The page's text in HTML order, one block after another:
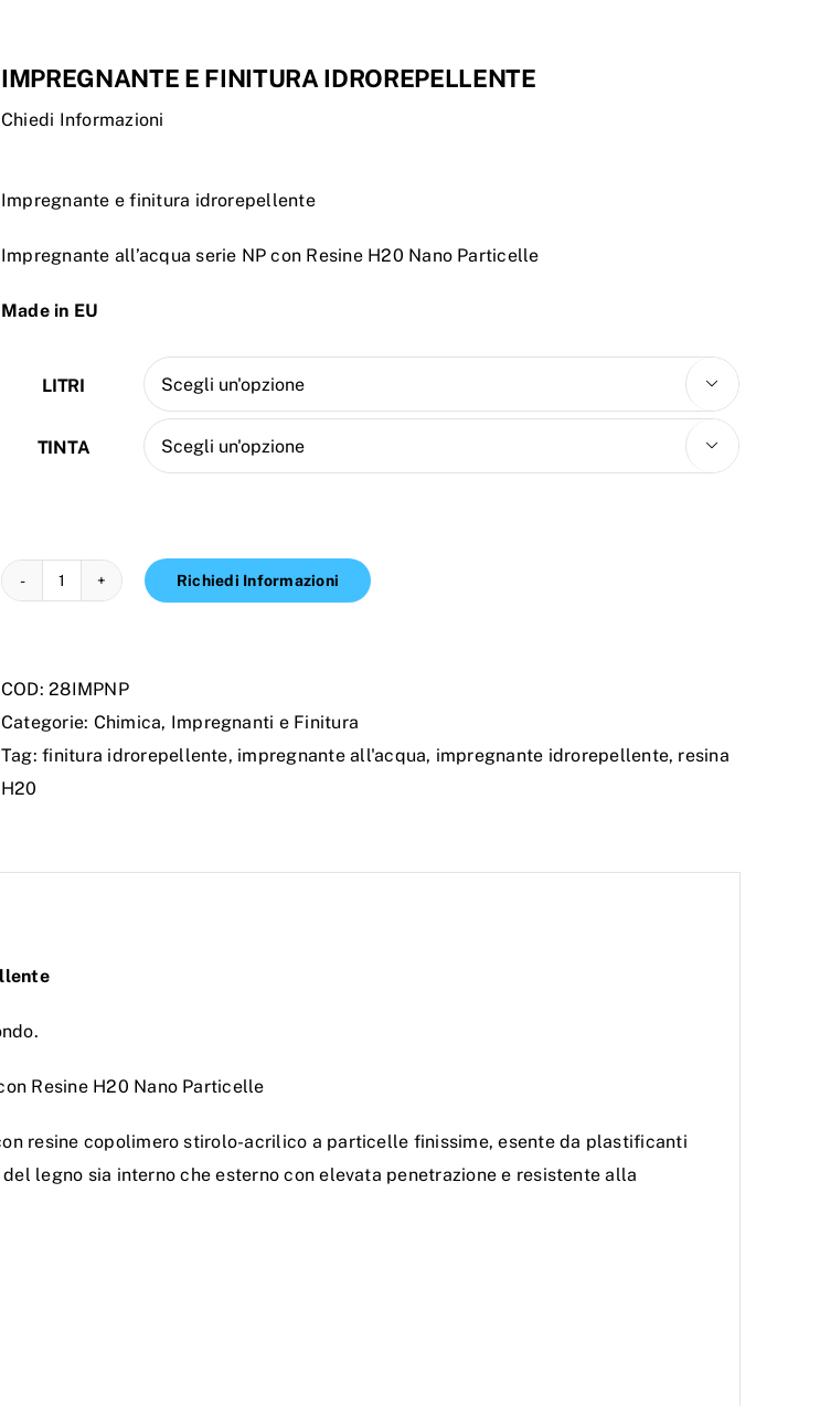
IMPREGNANTE E FINITURA IDROREPELLENTE
Chiedi Informazioni
Impregnante e finitura idrorepellente
Impregnante all’acqua serie NP con Resine H20 Nano Particelle
Made in EU
LITRI 
TINTA 
IMPREGNANTE
IDROREPELLENTE
quantità
Richiedi Informazioni
COD:28IMPNP
Categorie: Chimica, Impregnanti e Finitura
Tag:finitura idrorepellente, impregnante all'acqua, impregnante idrorepellente, resina
H20
Resine H20 Nano Particelle
resine copolimero stirolo-acrilico a particelle finissime, esente da plastificanti
legno sia interno che esterno con elevata penetrazione e resistente alla